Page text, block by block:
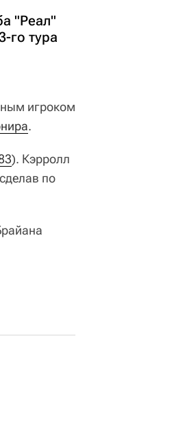
"Реал"
го тура
игроком
.
). Кэрролл
по